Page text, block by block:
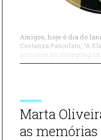
Amigos, hoje é dia do
Costanza Pascolato, “A
acontece no shopping
conta sua história de
da juventude e
Marta
as